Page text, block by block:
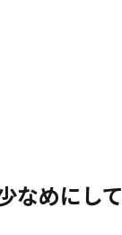
なめにして